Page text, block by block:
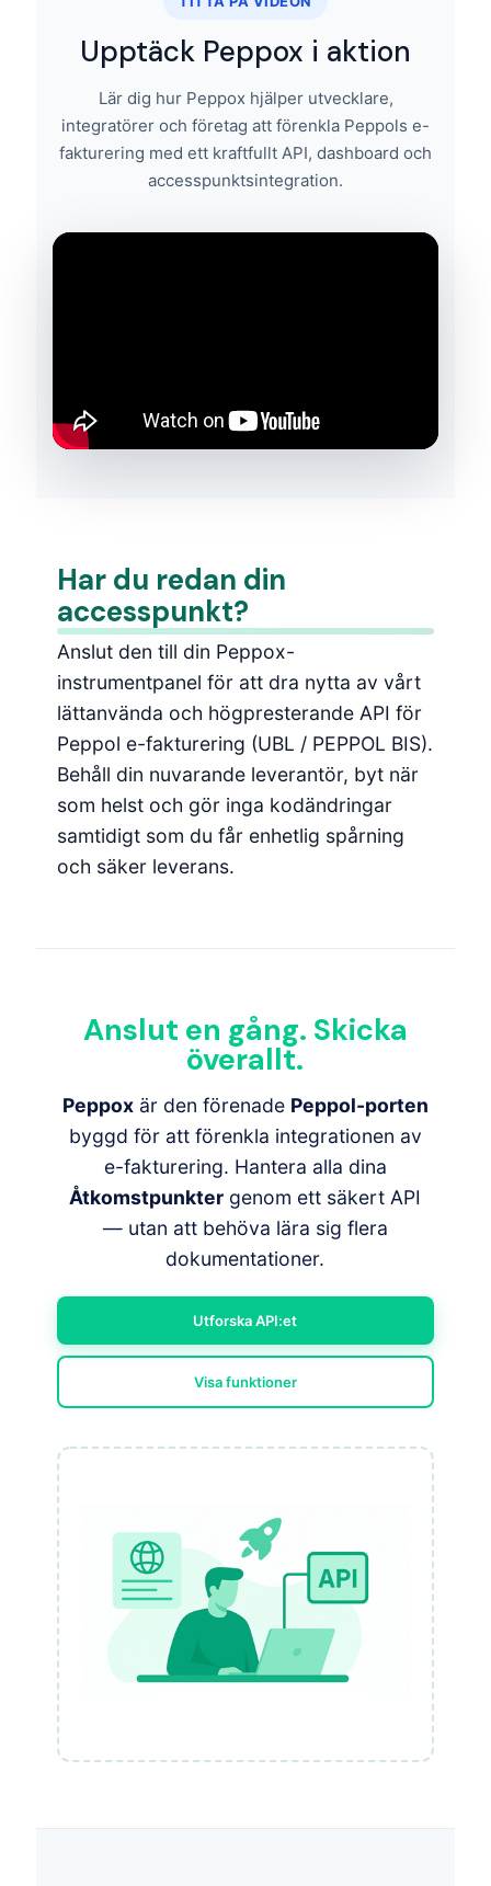
Upptäck Peppox i aktion
Lär dig hur Peppox hjälper utvecklare,
integratörer och företag att förenkla Peppols e-
fakturering med ett kraftfullt API, dashboard och
accesspunktsintegration.
Har du redan din
accesspunkt?
Anslut den till din Peppox-
instrumentpanel för att dra nytta av vårt
lättanvända och högpresterande API för
Peppol e-fakturering (UBL / PEPPOL BIS).
Behåll din nuvarande leverantör, byt när
som helst och gör inga kodändringar
samtidigt som du får enhetlig spårning
och säker leverans.
Anslut en gång. Skicka
överallt.
Peppoxär den förenade Peppol-porten
byggd för att förenkla integrationen av
e-fakturering. Hantera alla dina
Åtkomstpunkter genom ett säkert API
— utan att behöva lära sig flera
dokumentationer.
Utforska API:et
Visa funktioner